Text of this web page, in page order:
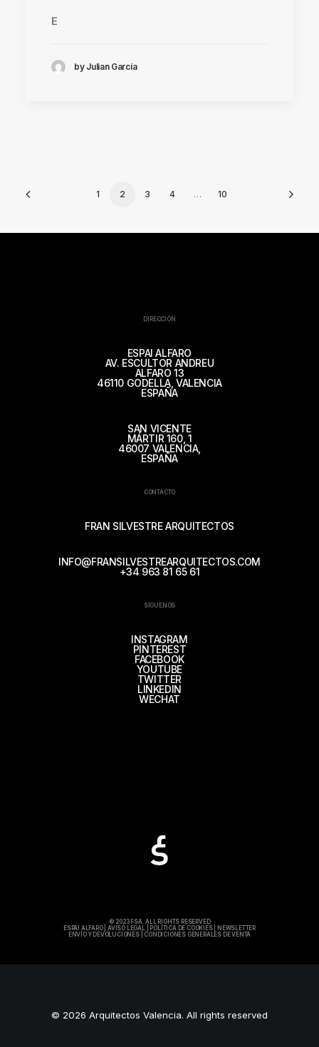
E
by Julian García
1 2 3 4 … 10
DIRECCIÓN
ESPAI ALFARO
AV. ESCULTOR ANDREU
ALFARO 13
46110 GODELLA, VALENCIA
ESPAÑA
SAN VICENTE
MÁRTIR 160, 1
46007 VALENCIA,
ESPAÑA
CONTACTO
FRAN SILVESTRE ARQUITECTOS
INFO@FRANSILVESTREARQUITECTOS.COM
+34 963 81 65 61
SÍGUENOS
INSTAGRAM
PINTEREST
FACEBOOK
YOUTUBE
TWITTER
LINKEDIN
WECHAT
© 2023 FSA. ALL RIGHTS RESERVED
ESPAI ALFARO|AVISO LEGAL POLÍTICA DE COOKIES|
NEWSLETTER
ENVÍO Y DEVOLUCIONES| CONDICIONES GENERALES DE VENTA
© 2026 Arquitectos Valencia. All rights reserved